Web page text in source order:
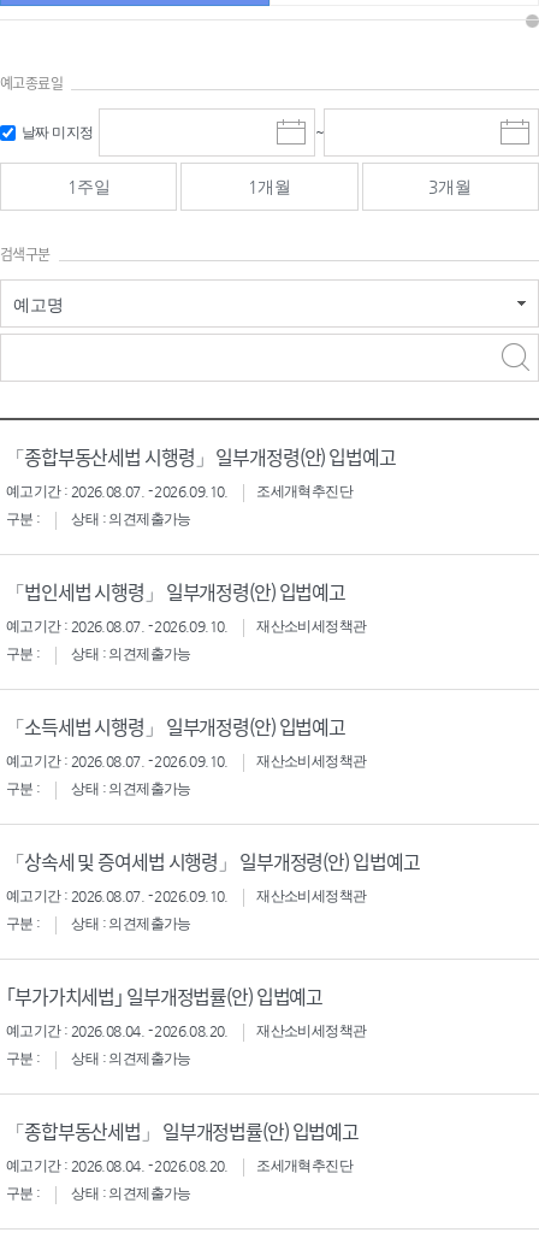
예고종료일
날짜 미지정
시
작
일
선
~
종
료
선
1주일 1개월 3개월
검색구분
예고명
「종합부동산세법 시행령」 일부개정령(안) 입법예고
예고기간 : 2026.08.07. - 2026.09.10.
조세개혁추진단
구분 :
상태 : 의견제출가능
「법인세법 시행령」 일부개정령(안) 입법예고
예고기간 : 2026.08.07. - 2026.09.10.
재산소비세정책관
구분 :
상태 : 의견제출가능
「소득세법 시행령」 일부개정령(안) 입법예고
예고기간 : 2026.08.07. - 2026.09.10.
재산소비세정책관
구분 :
상태 : 의견제출가능
「상속세 및 증여세법 시행령」 일부개정령(안) 입법예고
예고기간 : 2026.08.07. - 2026.09.10.
재산소비세정책관
구분 :
상태 : 의견제출가능
｢부가가치세법｣ 일부개정법률(안) 입법예고
예고기간 : 2026.08.04. - 2026.08.20.
재산소비세정책관
구분 :
상태 : 의견제출가능
「종합부동산세법」 일부개정법률(안) 입법예고
예고기간 : 2026.08.04. - 2026.08.20.
조세개혁추진단
구분 :
상태 : 의견제출가능